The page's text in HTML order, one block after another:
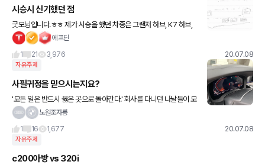
시승시 신기했던 점
굿모닝입니다.ㅎㅎ 제가 시승을 했던 차종은 그랜저 하브, K7 하브,
G70, 볼보 S60, 비엠 520i lux, M340i, 아우디 A6가솔린 콰트로,
에프딘
1
21 3,976 20.07.08
자유주제
사필귀정을 믿으시는지요?
'모든 일은 반드시 옳은 곳으로 돌아간다.' 회사를 다니던 나날들이 모
여 모여 어느덧 십여년이 훌쩍 넘었네요. 그간 많은 일들을 보고 듣고
노원조자룡
1
16 1,677 20.07.08
자유주제
c200아방 vs 320i